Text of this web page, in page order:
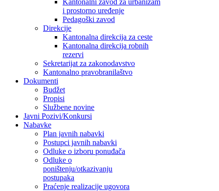
Kantonalni zavod za urbanizam
i prostorno uređenje
Pedagoški zavod
Direkcije
Kantonalna direkcija za ceste
Kantonalna direkcija robnih
rezervi
Sekretarijat za zakonodavstvo
Kantonalno pravobranilaštvo
Dokumenti
Budžet
Propisi
Službene novine
Javni Pozivi/Konkursi
Nabavke
Plan javnih nabavki
Postupci javnih nabavki
Odluke o izboru ponuđača
Odluke o
poništenju/otkazivanju
postupaka
Praćenje realizacije ugovora